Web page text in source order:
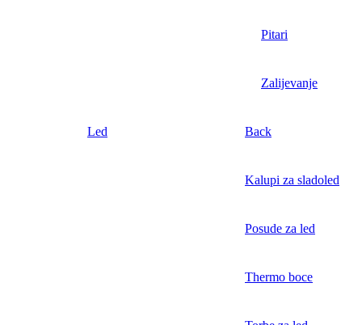
Pitari
Zalijevanje
Led Back
Kalupi za sladoled
Posude za led
Thermo boce